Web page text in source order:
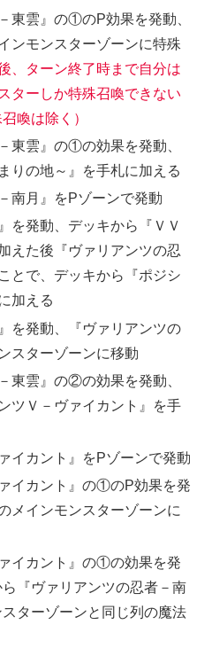
東雲』の①のP効果を発動、
ンモンスターゾーンに特殊
、ターン終了時まで自分は
ターしか特殊召喚できない
喚は除く）
東雲』の①の効果を発動、
りの地～』を手札に加える
南月』をPゾーンで発動
を発動、デッキから『ＶＶ
えた後『ヴァリアンツの忍
とで、デッキから『ポジシ
加える
を発動、『ヴァリアンツの
スターゾーンに移動
東雲』の②の効果を発動、
ツＶ－ヴァイカント』を手
イカント』をPゾーンで発動
イカント』の①のP効果を発
メインモンスターゾーンに
イカント』の①の効果を発
『ヴァリアンツの忍者－南
ターゾーンと同じ列の魔法